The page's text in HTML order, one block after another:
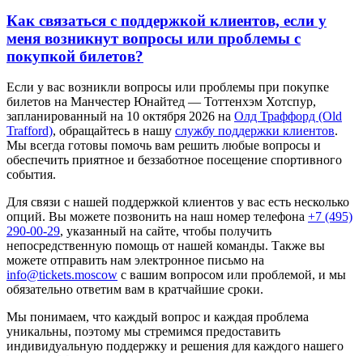
Как связаться с поддержкой клиентов, если у
меня возникнут вопросы или проблемы с
покупкой билетов?
Если у вас возникли вопросы или проблемы при покупке
билетов на Манчестер Юнайтед — Тоттенхэм Хотспур,
запланированный на 10 октября 2026 на Олд Траффорд (Old
Trafford), обращайтесь в нашу службу поддержки клиентов.
Мы всегда готовы помочь вам решить любые вопросы и
обеспечить приятное и беззаботное посещение спортивного
события.
Для связи с нашей поддержкой клиентов у вас есть несколько
опций. Вы можете позвонить на наш номер телефона +7 (495)
290-00-29, указанный на сайте, чтобы получить
непосредственную помощь от нашей команды. Также вы
можете отправить нам электронное письмо на
info@tickets.moscow с вашим вопросом или проблемой, и мы
обязательно ответим вам в кратчайшие сроки.
Мы понимаем, что каждый вопрос и каждая проблема
уникальны, поэтому мы стремимся предоставить
индивидуальную поддержку и решения для каждого нашего